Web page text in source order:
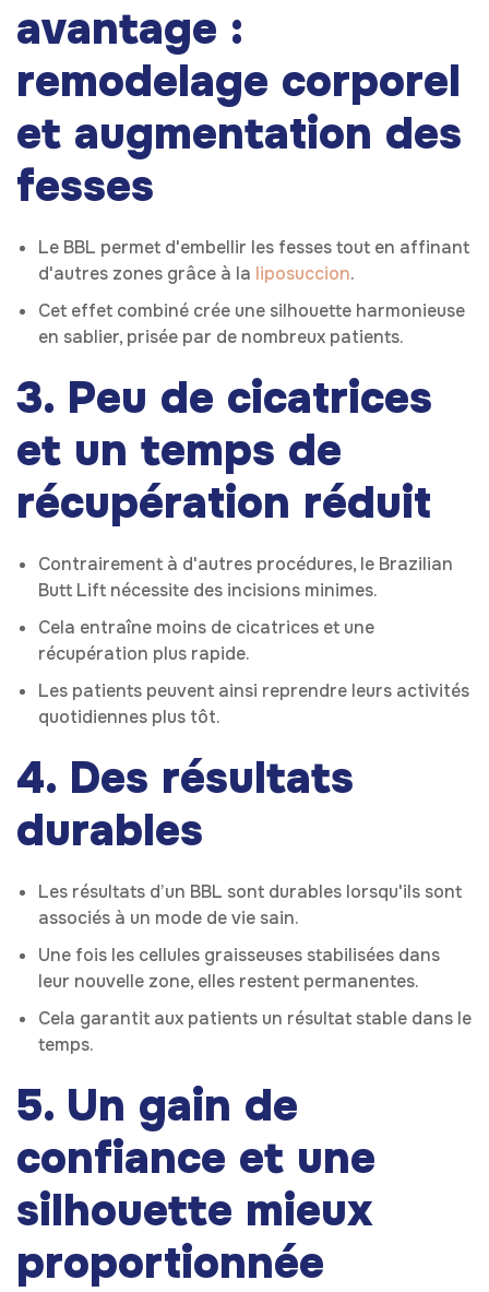
avantage :
remodelage corporel
et augmentation des
fesses
Le BBL permet d'embellir les fesses tout en affinant
d'autres zones grâce à la liposuccion.
Cet effet combiné crée une silhouette harmonieuse
en sablier, prisée par de nombreux patients.
3. Peu de cicatrices
et un temps de
récupération réduit
Contrairement à d'autres procédures, le Brazilian
Butt Lift nécessite des incisions minimes.
Cela entraîne moins de cicatrices et une
récupération plus rapide.
Les patients peuvent ainsi reprendre leurs activités
quotidiennes plus tôt.
4. Des résultats
durables
Les résultats d’un BBL sont durables lorsqu'ils sont
associés à un mode de vie sain.
Une fois les cellules graisseuses stabilisées dans
leur nouvelle zone, elles restent permanentes.
Cela garantit aux patients un résultat stable dans le
temps.
5. Un gain de
confiance et une
silhouette mieux
proportionnée